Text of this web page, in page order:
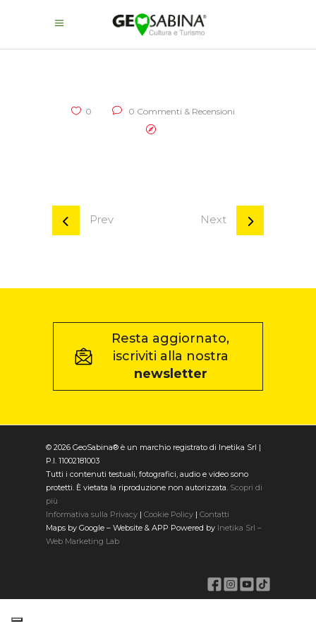
0 0 Commenti & Recensioni
Prev Next
Resta aggiornato,
iscriviti alla nostra
newsletter
© 2026 GeoSabina® è un marchio registrato di Inetika Srl |
P.I. 11002181003
Tutti i contenuti testuali, fotografici, audio e video sono
protetti. È vietata la riproduzione non autorizzata. Scopri di
più
Informativa sulla Privacy | Cookie Policy | Contatti
Maps by Google – Website & APP Powered by Inetika Srl –
Web Marketing Lab